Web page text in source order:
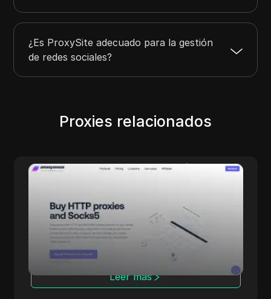
¿Es ProxySite adecuado para la gestión
de redes sociales?
Proxies relacionados
Unblock YouTube Videos
gratuito diseñado para YouTube. Te ayuda a
ver todos los videos de YouTube sin ninguna
restricción, incluso en la escuela o en el
trabajo.
Leer más